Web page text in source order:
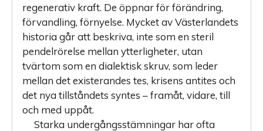
regenerativ kraft. De öppnar för förändring,
förvandling, förnyelse. Mycket av Västerlandets
historia går att beskriva, inte som en steril
pendelrörelse mellan ytterligheter, utan
tvärtom som en dialektisk skruv, som leder
mellan det existerandes tes, krisens antites och
det nya tillståndets syntes – framåt, vidare, till
och med uppåt.
Starka undergångsstämningar har ofta